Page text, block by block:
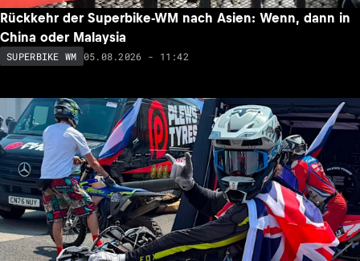
Rückkehr der Superbike-WM nach Asien: Wenn, dann in
China oder Malaysia
SUPERBIKE WM 05.08.2026 - 11:42